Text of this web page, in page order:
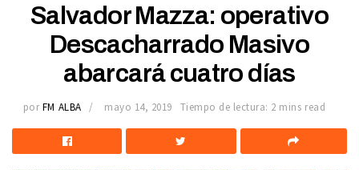
Salvador Mazza: operativo
Descacharrado Masivo
abarcará cuatro días
por FM ALBA mayo 14, 2019 Tiempo de lectura: 2 mins read